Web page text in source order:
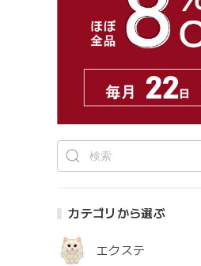
カテゴリから選ぶ
エクステ